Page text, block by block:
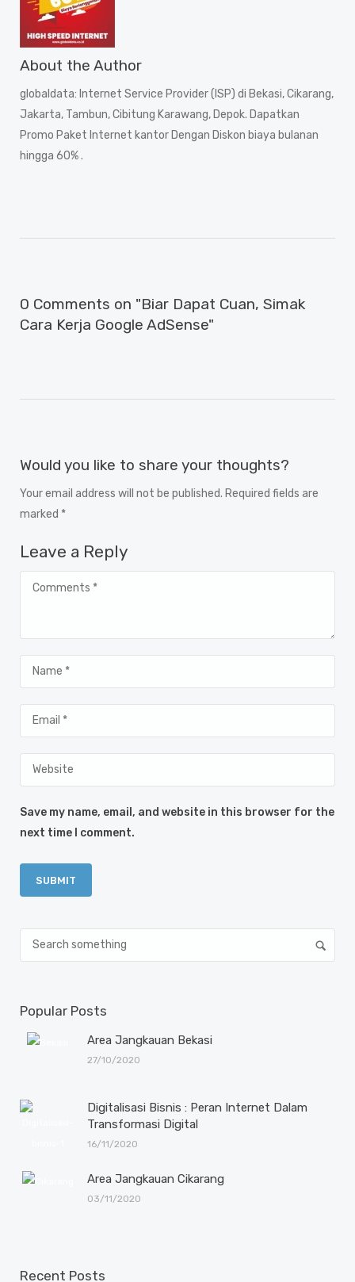
About the Author
globaldata: Internet Service Provider (ISP) di Bekasi, Cikarang,
Jakarta, Tambun, Cibitung Karawang, Depok. Dapatkan
Promo Paket Internet kantor Dengan Diskon biaya bulanan
hingga 60% .
0 Comments on "Biar Dapat Cuan, Simak
Cara Kerja Google AdSense"
Would you like to share your thoughts?
Your email address will not be published. Required fields are
marked *
Leave a Reply
Save my name, email, and website in this browser for the
next time I comment.
Popular Posts
Area Jangkauan Bekasi
27/10/2020
Digitalisasi Bisnis : Peran Internet Dalam
Transformasi Digital
16/11/2020
Area Jangkauan Cikarang
03/11/2020
Recent Posts